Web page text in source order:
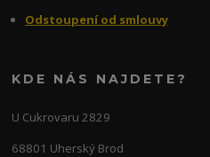
Odstoupení od smlouvy
KDE NÁS NAJDETE?
U Cukrovaru 2829
68801 Uherský Brod